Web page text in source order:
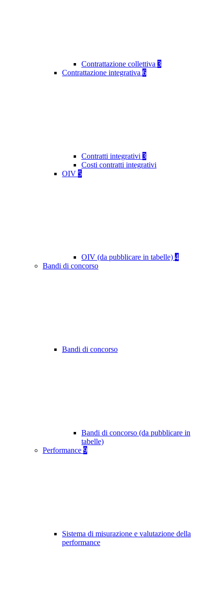
Contrattazione collettiva 3
Contrattazione integrativa 6
Contratti integrativi 3
Costi contratti integrativi
OIV 5
OIV (da pubblicare in tabelle) 4
Bandi di concorso
Bandi di concorso
Bandi di concorso (da pubblicare in
tabelle)
Performance 9
Sistema di misurazione e valutazione della
performance